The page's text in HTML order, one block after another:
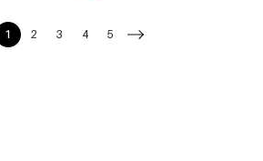
1 2 3 4 5